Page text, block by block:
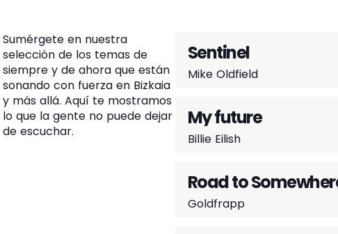
Sumérgete en nuestra
selección de los temas de
siempre y de ahora que están
sonando con fuerza en Bizkaia
y más allá. Aquí te mostramos
lo que la gente no puede dejar
de escuchar.
Sentinel
Mike Oldfield
My future
Billie Eilish
Road to
Goldfrapp